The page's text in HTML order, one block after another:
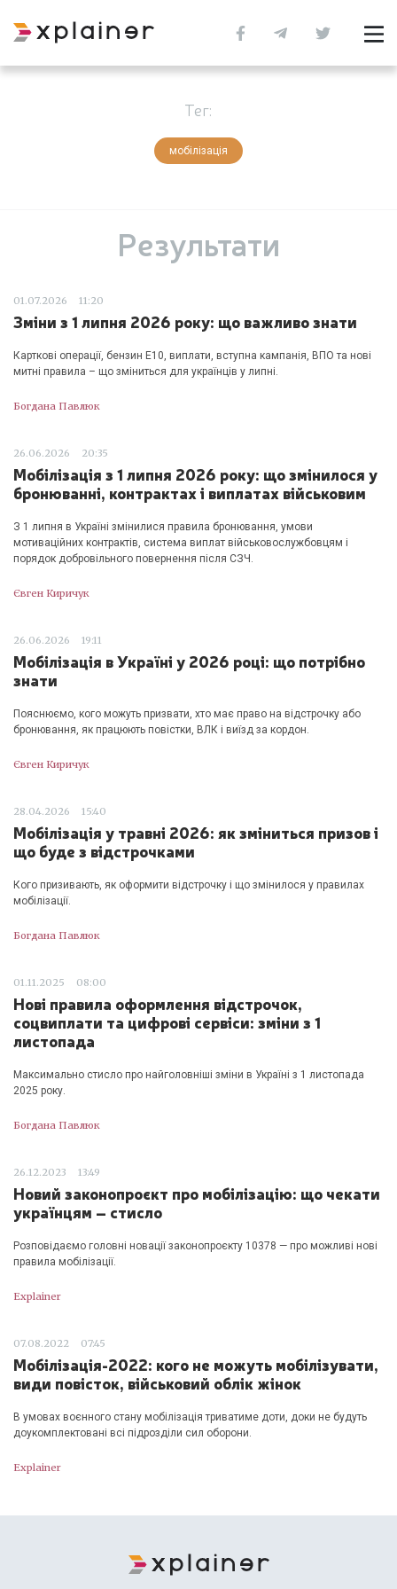
Тег:
мобілізація
Результати
01.07.2026 11:20
Зміни з 1 липня 2026 року: що важливо знати
Карткові операції, бензин Е10, виплати, вступна кампанія, ВПО та нові
митні правила – що зміниться для українців у липні.
Богдана Павлюк
26.06.2026 20:35
Мобілізація з 1 липня 2026 року: що змінилося у
бронюванні, контрактах і виплатах військовим
З 1 липня в Україні змінилися правила бронювання, умови
мотиваційних контрактів, система виплат військовослужбовцям і
порядок добровільного повернення після СЗЧ.
Євген Киричук
26.06.2026 19:11
Мобілізація в Україні у 2026 році: що потрібно
знати
Пояснюємо, кого можуть призвати, хто має право на відстрочку або
бронювання, як працюють повістки, ВЛК і виїзд за кордон.
Євген Киричук
28.04.2026 15:40
Мобілізація у травні 2026: як зміниться призов і
що буде з відстрочками
Кого призивають, як оформити відстрочку і що змінилося у правилах
мобілізації.
Богдана Павлюк
01.11.2025 08:00
Нові правила оформлення відстрочок,
соцвиплати та цифрові сервіси: зміни з 1
листопада
Максимально стисло про найголовніші зміни в Україні з 1 листопада
2025 року.
Богдана Павлюк
26.12.2023 13:49
Новий законопроєкт про мобілізацію: що чекати
українцям – стисло
Розповідаємо головні новації законопроєкту 10378 — про можливі нові
правила мобілізації.
Explainer
07.08.2022 07:45
Мобілізація-2022: кого не можуть мобілізувати,
види повісток, військовий облік жінок
В умовах воєнного стану мобілізація триватиме доти, доки не будуть
доукомплектовані всі підрозділи сил оборони.
Explainer